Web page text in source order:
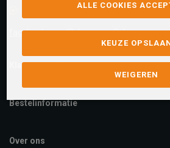
Facebook chat
facebook.com/SchuurmanSchoenen
Klantenservice
Bestelinformatie
Over ons
ALLE COOKIES
KEUZE
WEIGEREN